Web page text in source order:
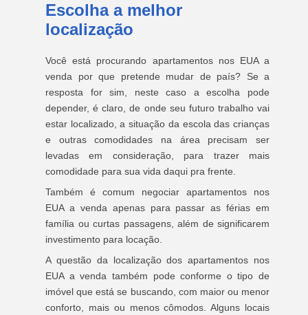
Escolha a melhor
localização
Você está procurando apartamentos nos EUA a
venda por que pretende mudar de país? Se a
resposta for sim, neste caso a escolha pode
depender, é claro, de onde seu futuro trabalho vai
estar localizado, a situação da escola das crianças
e outras comodidades na área precisam ser
levadas em consideração, para trazer mais
comodidade para sua vida daqui pra frente.
Também é comum negociar apartamentos nos
EUA a venda apenas para passar as férias em
família ou curtas passagens, além de significarem
investimento para locação.
A questão da localização dos apartamentos nos
EUA a venda também pode conforme o tipo de
imóvel que está se buscando, com maior ou menor
conforto, mais ou menos cômodos. Alguns locais